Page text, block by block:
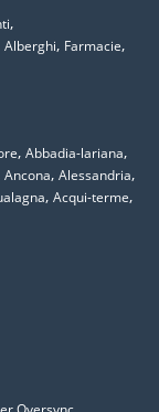
,
Alberghi, Farmacie,
, Abbadia-lariana,
Ancona, Alessandria,
, Acqui-terme,